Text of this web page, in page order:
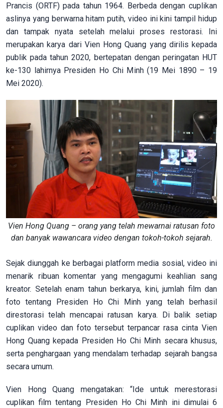
Prancis (ORTF) pada tahun 1964. Berbeda dengan cuplikan
aslinya yang berwarna hitam putih, video ini kini tampil hidup
dan tampak nyata setelah melalui proses restorasi. Ini
merupakan karya dari Vien Hong Quang yang dirilis kepada
publik pada tahun 2020, bertepatan dengan peringatan HUT
ke-130 lahirnya Presiden Ho Chi Minh (19 Mei 1890 – 19
Mei 2020).
Vien Hong Quang – orang yang telah mewarnai ratusan foto
dan banyak wawancara video dengan tokoh-tokoh sejarah.
Sejak diunggah ke berbagai platform media sosial, video ini
menarik ribuan komentar yang mengagumi keahlian sang
kreator. Setelah enam tahun berkarya, kini, jumlah film dan
foto tentang Presiden Ho Chi Minh yang telah berhasil
direstorasi telah mencapai ratusan karya. Di balik setiap
cuplikan video dan foto tersebut terpancar rasa cinta Vien
Hong Quang kepada Presiden Ho Chi Minh secara khusus,
serta penghargaan yang mendalam terhadap sejarah bangsa
secara umum.
Vien Hong Quang mengatakan: “Ide untuk merestorasi
cuplikan film tentang Presiden Ho Chi Minh ini dimulai 6